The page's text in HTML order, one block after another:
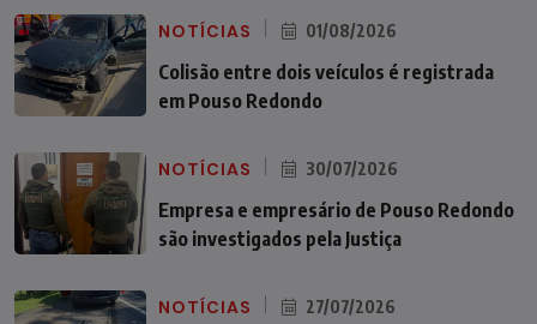
NOTÍCIAS 01/08/2026
Colisão entre dois veículos é registrada
em Pouso Redondo
NOTÍCIAS 30/07/2026
Empresa e empresário de Pouso Redondo
são investigados pela Justiça
NOTÍCIAS 27/07/2026